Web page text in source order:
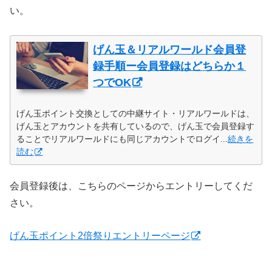
い。
げん玉＆リアルワールド会員登
録手順ー会員登録はどちらか１
つでOK
げん玉ポイント交換としての中継サイト・リアルワールドは、
げん玉とアカウントを共有しているので、げん玉で会員登録す
ることでリアルワールドにも同じアカウントでログイ...続きを
読む
会員登録後は、こちらのページからエントリーしてくだ
さい。
げん玉ポイント2倍祭りエントリーページ